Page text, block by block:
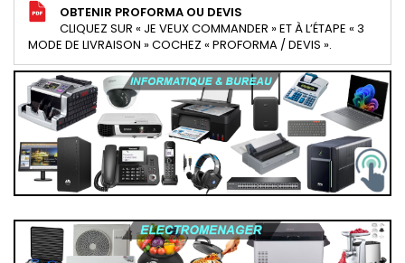
OBTENIR PROFORMA OU DEVIS
CLIQUEZ SUR « JE VEUX COMMANDER » ET À L’ÉTAPE « 3
MODE DE LIVRAISON » COCHEZ « PROFORMA / DEVIS ».